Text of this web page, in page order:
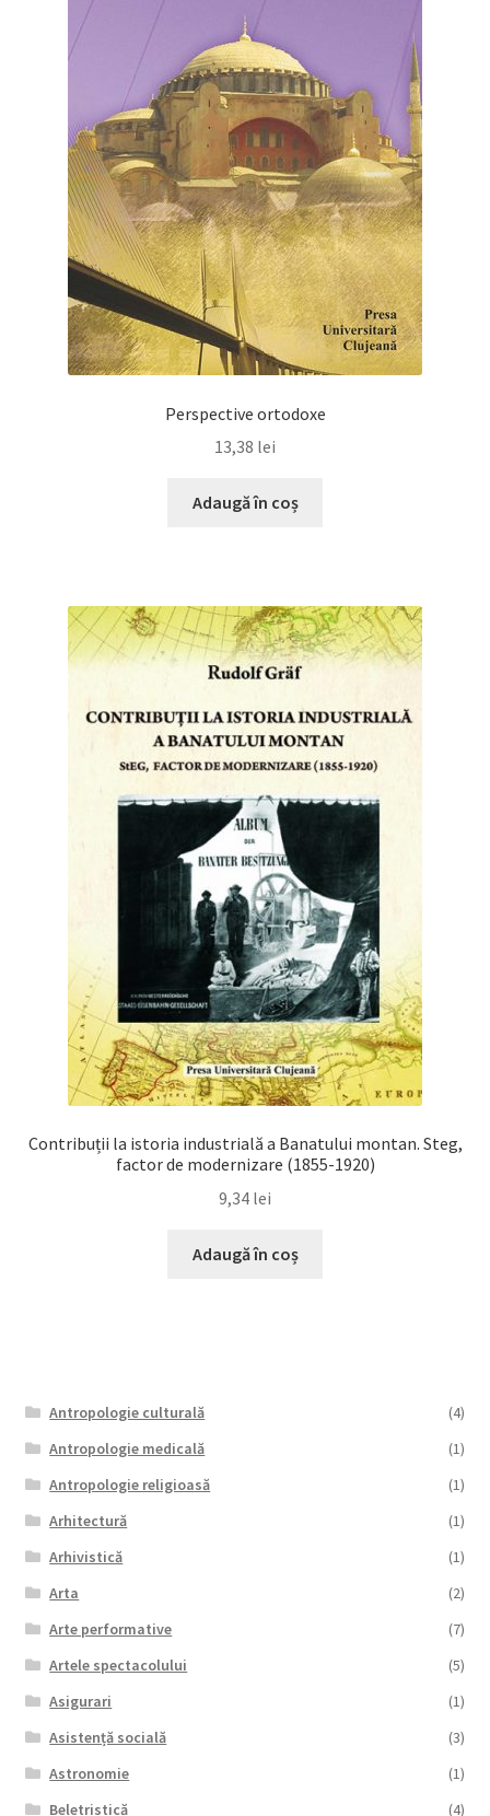
Perspective ortodoxe
13,38 lei
Adaugă în coș
Contribuții la istoria industrială a Banatului montan. Steg,
factor de modernizare (1855-1920)
9,34 lei
Adaugă în coș
Antropologie culturală
(4)
Antropologie medicală
(1)
Antropologie religioasă
(1)
Arhitectură
(1)
Arhivistică
(1)
Arta
(2)
Arte performative
(7)
Artele spectacolului
(5)
Asigurari
(1)
Asistență socială
(3)
Astronomie
(1)
Beletristică
(4)